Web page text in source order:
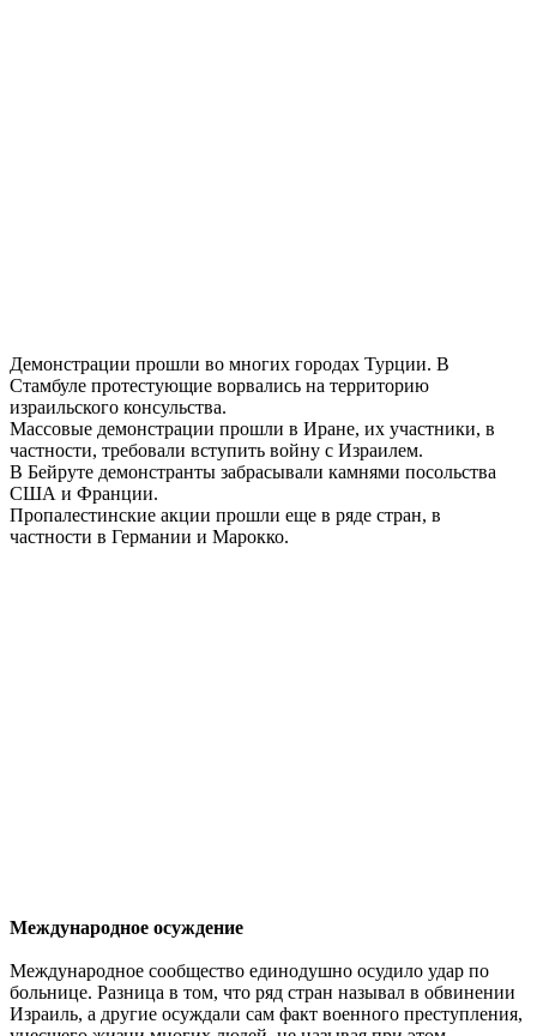
Демонстрации прошли во многих городах Турции. В
Стамбуле протестующие ворвались на территорию
израильского консульства.
Массовые демонстрации прошли в Иране, их участники, в
частности, требовали вступить войну с Израилем.
В Бейруте демонстранты забрасывали камнями посольства
США и Франции.
Пропалестинские акции прошли еще в ряде стран, в
частности в Германии и Марокко.
Международное осуждение
Международное сообщество единодушно осудило удар по
больнице. Разница в том, что ряд стран называл в обвинении
Израиль, а другие осуждали сам факт военного преступления,